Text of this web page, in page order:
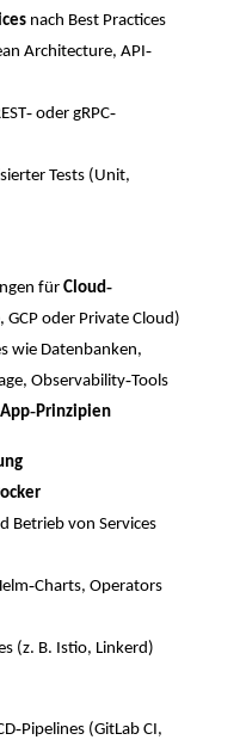
nach Best Practices
Architecture, API-
- oder gRPC-
Tests (Unit,
für Cloud-
GCP oder Private Cloud)
wie Datenbanken,
Observability-Tools
App-Prinzipien
Betrieb von Services
-Charts, Operators
(z. B. Istio, Linkerd)
-Pipelines (GitLab CI,